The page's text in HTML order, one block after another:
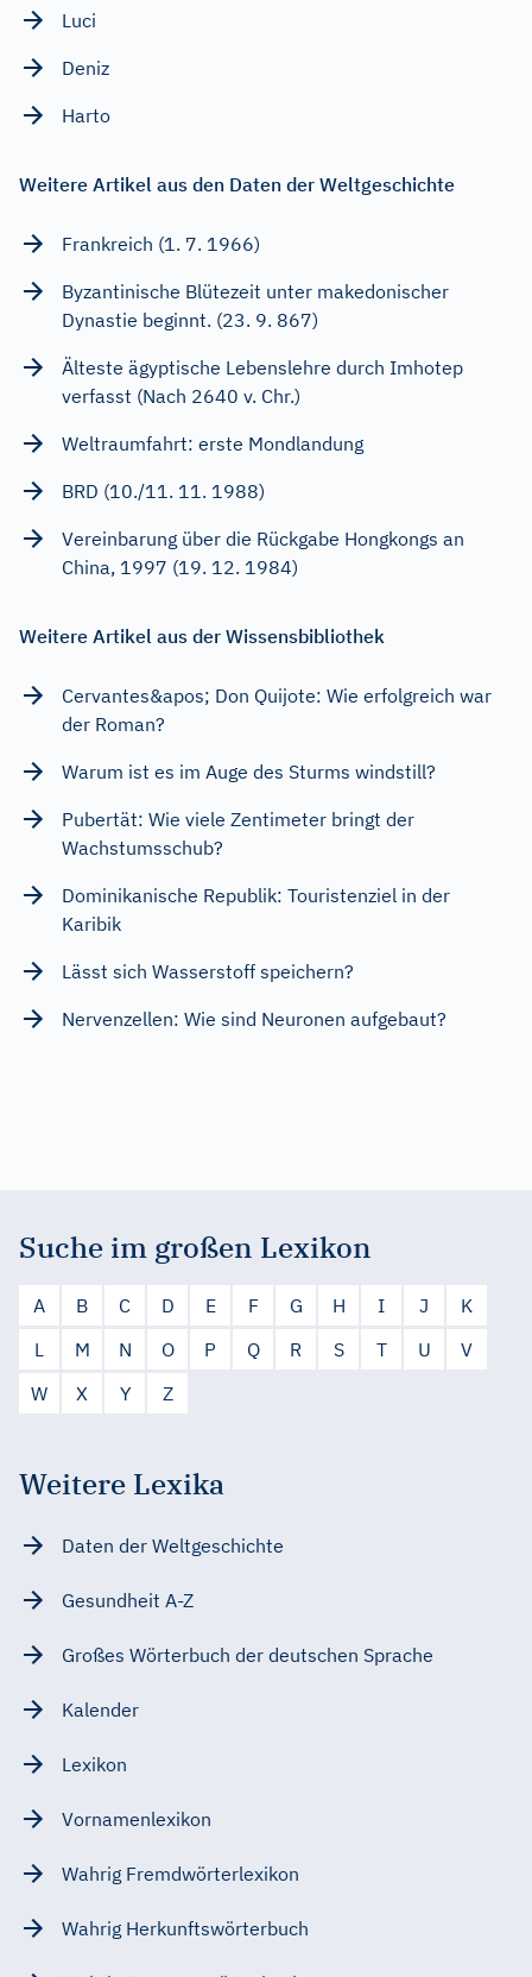
Luci
Deniz
Harto
Weitere Artikel aus den Daten der Weltgeschichte
Frankreich (1. 7. 1966)
Byzantinische Blütezeit unter makedonischer
Dynastie beginnt. (23. 9. 867)
Älteste ägyptische Lebenslehre durch Imhotep
verfasst (Nach 2640 v. Chr.)
Weltraumfahrt: erste Mondlandung
BRD (10./11. 11. 1988)
Vereinbarung über die Rückgabe Hongkongs an
China, 1997 (19. 12. 1984)
Weitere Artikel aus der Wissensbibliothek
Cervantes&apos; Don Quijote: Wie erfolgreich war
der Roman?
Warum ist es im Auge des Sturms windstill?
Pubertät: Wie viele Zentimeter bringt der
Wachstumsschub?
Dominikanische Republik: Touristenziel in der
Karibik
Lässt sich Wasserstoff speichern?
Nervenzellen: Wie sind Neuronen aufgebaut?
Suche im großen Lexikon
A B C D E F G H I J
K
L
M N O P Q R S T U
V
W
X Y Z
Weitere Lexika
Daten der Weltgeschichte
Gesundheit A-Z
Großes Wörterbuch der deutschen Sprache
Kalender
Lexikon
Vornamenlexikon
Wahrig Fremdwörterlexikon
Wahrig Herkunftswörterbuch